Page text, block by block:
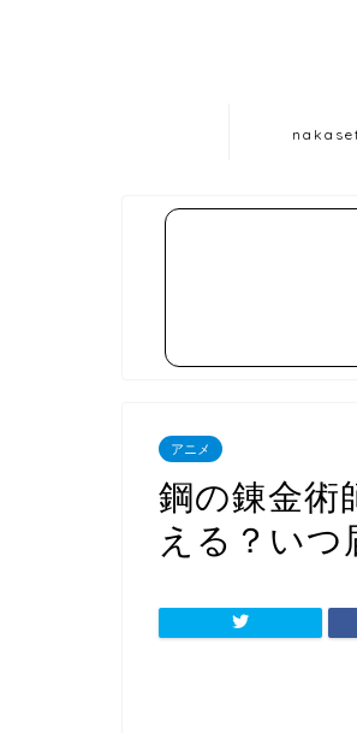
アニメ
鋼の錬金術
える？いつ